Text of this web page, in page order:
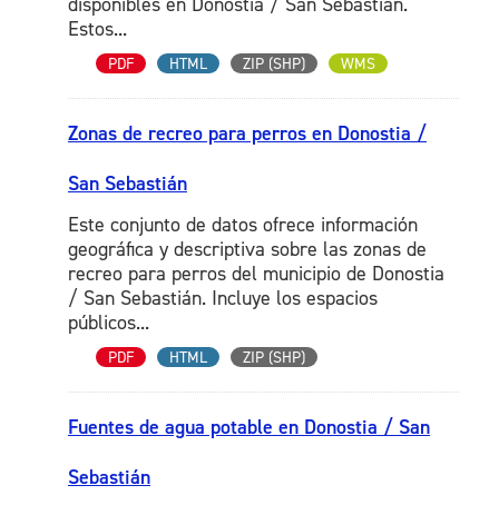
Estos...
PDF HTML ZIP (SHP) WMS
Zonas de recreo para perros en Donostia /
San Sebastián
Este conjunto de datos ofrece información
geográfica y descriptiva sobre las zonas de
recreo para perros del municipio de Donostia
/ San Sebastián. Incluye los espacios
públicos...
PDF HTML ZIP (SHP)
Fuentes de agua potable en Donostia / San
Sebastián